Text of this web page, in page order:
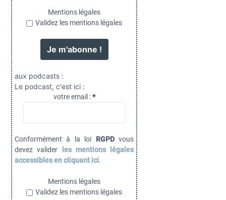
Mentions légales
Validez les mentions légales
aux podcasts :
Le podcast, c'est ici :
votre email :*
Conformément à la loi RGPDvous
devez valider
les mentions légales
accessibles en cliquant ici.
Mentions légales
Validez les mentions légales